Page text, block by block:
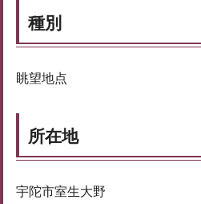
種別
眺望地点
所在地
宇陀市室生大野